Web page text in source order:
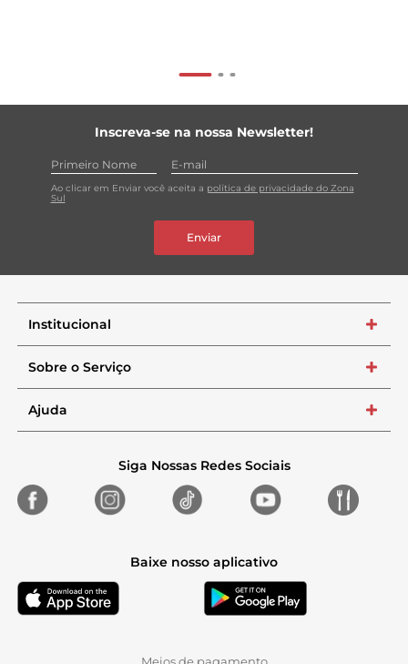
Inscreva-se na nossa Newsletter!
Ao clicar em Enviar você aceita a política de privacidade do Zona
Sul
Enviar
Institucional +
Sobre o Serviço +
Ajuda +
Siga Nossas Redes Sociais
Baixe nosso aplicativo